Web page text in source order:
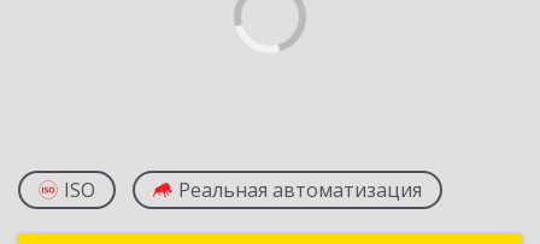
ISO Реальная автоматизация